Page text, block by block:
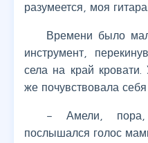
разумеется, моя гитара.
Времени было
инструмент,
села на край
же почувствовала себя
– Амели,
послышался голос